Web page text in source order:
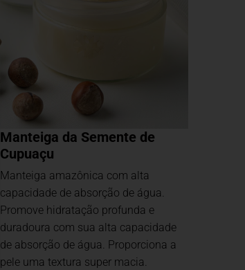
Manteiga da Semente de
Cupuaçu
Manteiga amazônica com alta
capacidade de absorção de água.
Promove hidratação profunda e
duradoura com sua alta capacidade
de absorção de água. Proporciona a
pele uma textura super macia.